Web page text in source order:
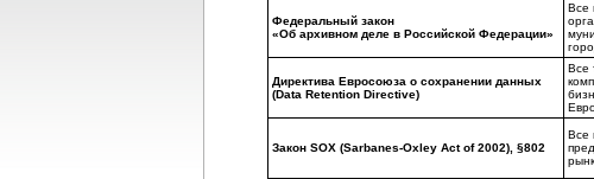
Федеральный закон
«Об архивном деле в Российской Федерации»
Все
Директива Евросоюза о сохранении данных
(Data Retention Directive)
Все
Закон SOX (Sarbanes-Oxley Act of 2002), §802
Все